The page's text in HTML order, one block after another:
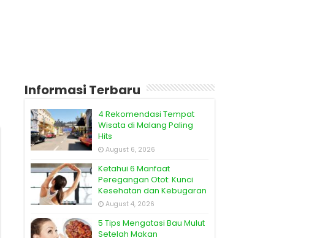
Informasi Terbaru
4 Rekomendasi Tempat
Wisata di Malang Paling
Hits
August 6, 2026
Ketahui 6 Manfaat
Peregangan Otot: Kunci
Kesehatan dan Kebugaran
August 4, 2026
5 Tips Mengatasi Bau Mulut
Setelah Makan